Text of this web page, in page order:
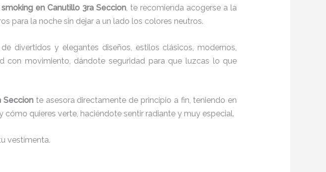
en Canutillo 3ra Seccion, te recomienda acogerse a la
para la noche sin dejar a un lado los colores neutros.
divertidos y elegantes diseños, estilos clásicos, modernos,
con movimiento, dándote seguridad para que luzcas lo que
Seccionte asesora directamente de principio a fin, teniendo en
quieres verte, haciéndote sentir radiante y muy especial.
vestimenta.